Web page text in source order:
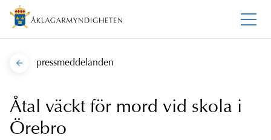
pressmeddelanden
Åtal väckt för mord vid skola i
Örebro